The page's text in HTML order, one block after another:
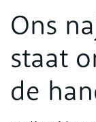
Ons
staat
de